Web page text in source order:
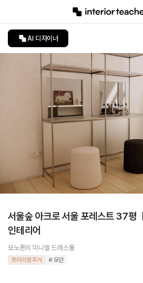
AI 디자이너
서울숲 아크로 서울 포레스트 37평
인테리어
모노톤의 미니멀 드레스룸
프리미엄 주거 # 모던